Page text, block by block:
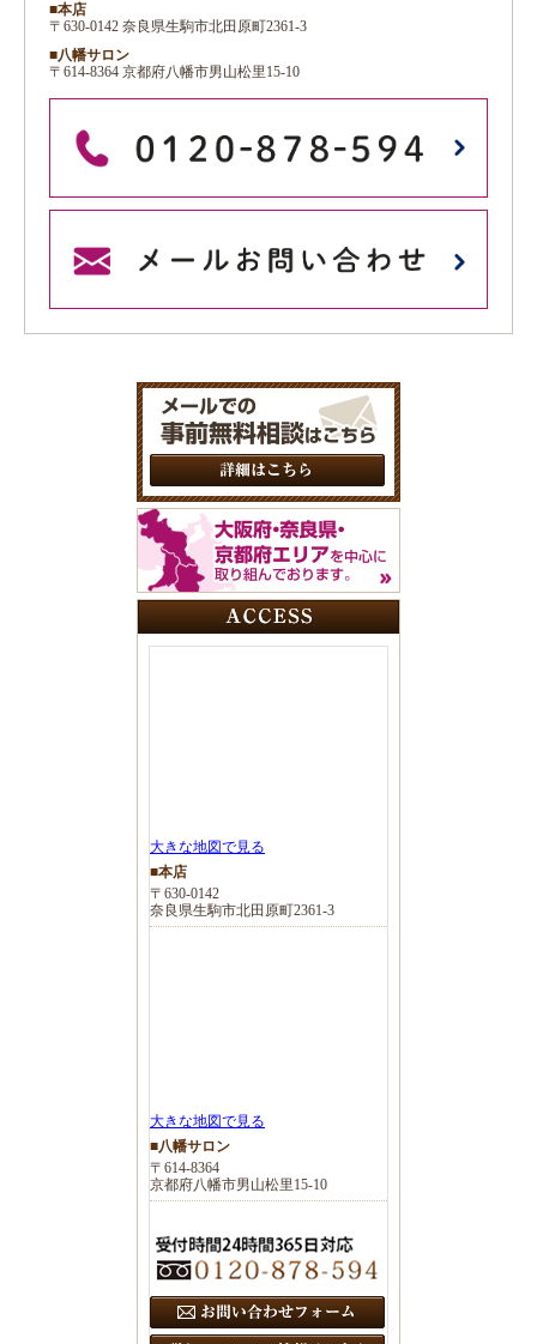
■本店
〒630-0142 奈良県生駒市北田原町2361-3
■八幡サロン
〒614-8364 京都府八幡市男山松里15-10
大きな地図で見る
■本店
〒630-0142
奈良県生駒市北田原町2361-3
大きな地図で見る
■八幡サロン
〒614-8364
京都府八幡市男山松里15-10